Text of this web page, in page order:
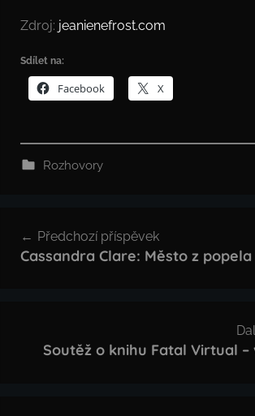
Zdroj: jeanienefrost.com
Sdílet na:
Facebook X
Rozhovory
pro
Předchozí příspěvek
Cassandra Clare: Město z popela
Soutěž o knihu Fatal Virtual